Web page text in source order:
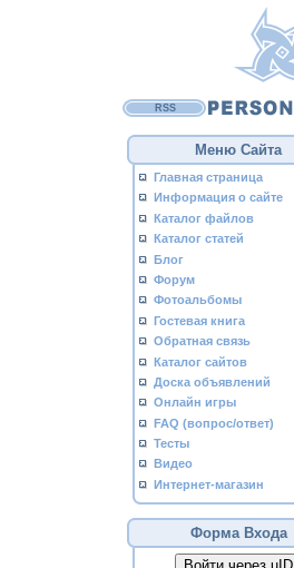
RSS
Меню Сайта
Главная страница
Информация о сайте
Каталог файлов
Каталог статей
Блог
Форум
Фотоальбомы
Гостевая книга
Обратная связь
Каталог сайтов
Доска объявлений
Онлайн игры
FAQ (вопрос/ответ)
Тесты
Видео
Интернет-магазин
Форма Входа